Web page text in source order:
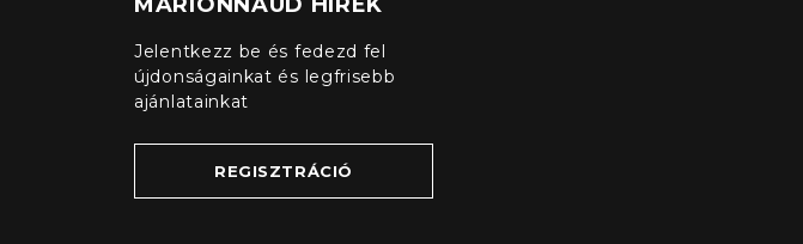
Jelentkezz be és fedezd fel
újdonságainkat és legfrisebb
ajánlatainkat
REGISZTRÁCIÓ